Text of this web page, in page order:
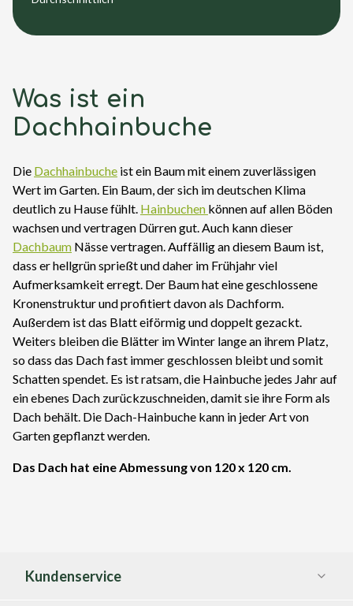
Was ist ein
Dachhainbuche
Die Dachhainbuche ist ein Baum mit einem zuverlässigen
Wert im Garten. Ein Baum, der sich im deutschen Klima
deutlich zu Hause fühlt. Hainbuchen können auf allen Böden
wachsen und vertragen Dürren gut. Auch kann dieser
Dachbaum Nässe vertragen. Auffällig an diesem Baum ist,
dass er hellgrün sprießt und daher im Frühjahr viel
Aufmerksamkeit erregt. Der Baum hat eine geschlossene
Kronenstruktur und profitiert davon als Dachform.
Außerdem ist das Blatt eiförmig und doppelt gezackt.
Weiters bleiben die Blätter im Winter lange an ihrem Platz,
so dass das Dach fast immer geschlossen bleibt und somit
Schatten spendet. Es ist ratsam, die Hainbuche jedes Jahr auf
ein ebenes Dach zurückzuschneiden, damit sie ihre Form als
Dach behält. Die Dach-Hainbuche kann in jeder Art von
Garten gepflanzt werden.
Das Dach hat eine Abmessung von 120 x 120 cm.
Kundenservice